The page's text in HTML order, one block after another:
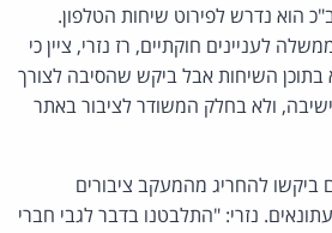
הוא נדרש לפירוט שיחות הטלפון.
לעניינים חוקתיים, רז נזרי, ציין כי
בתוכן השיחות אבל ביקש שהסיבה לצורך
ולא בחלק המשודר לציבור באתר
ביקשו להחריג מהמעקב ציבורים
נזרי: "התלבטנו בדבר לגבי חברי